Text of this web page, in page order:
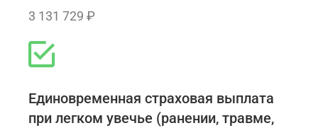
3 131 729 ₽
Единовременная страховая выплата
при легком увечье (ранении, травме,